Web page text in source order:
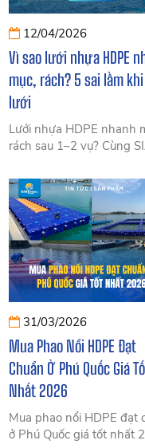
12/04/2026
Vì sao lưới nhựa HDPE
mục, rách? 5 sai lầm
lưới
Lưới nhựa HDPE nhanh
rách sau 1–2 vụ? Cùng
khi chọn lưới và cách
HDPE bền 5–10 năm,
kiệm chi phí.
31/03/2026
Mua Phao Nổi HDPE Đạt
Chuẩn Ở Phú Quốc Giá
Nhất 2026
Mua phao nổi HDPE đạt
ở Phú Quốc giá tốt nhất